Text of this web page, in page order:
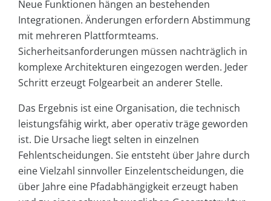
Neue Funktionen hängen an bestehenden
Integrationen. Änderungen erfordern Abstimmung
mit mehreren Plattformteams.
Sicherheitsanforderungen müssen nachträglich in
komplexe Architekturen eingezogen werden. Jeder
Schritt erzeugt Folgearbeit an anderer Stelle.
Das Ergebnis ist eine Organisation, die technisch
leistungsfähig wirkt, aber operativ träge geworden
ist. Die Ursache liegt selten in einzelnen
Fehlentscheidungen. Sie entsteht über Jahre durch
eine Vielzahl sinnvoller Einzelentscheidungen, die
über Jahre eine Pfadabhängigkeit erzeugt haben